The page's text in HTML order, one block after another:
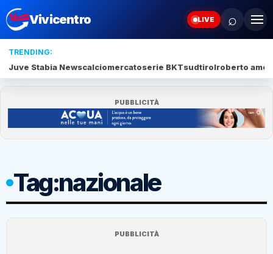
Vivicentro LIVE ⌕
TRENDING:
Juve Stabia Newscalciomercatoserie BKTsudtirolroberto
PUBBLICITÀ
Tag:nazionale
PUBBLICITÀ